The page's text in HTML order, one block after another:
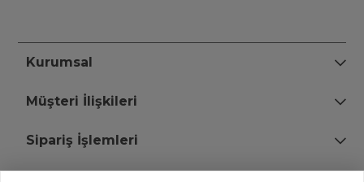
Kurumsal
Müşteri İlişkileri
Sipariş İşlemleri